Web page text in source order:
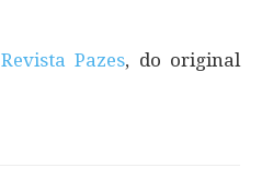
Revista Pazes, do original